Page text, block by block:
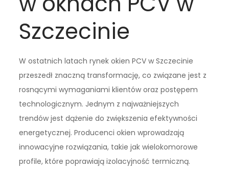
Szczecinie
W ostatnich latach rynek okien PCV w Szczecinie
przeszedł znaczną transformację, co związane jest z
rosnącymi wymaganiami klientów oraz postępem
technologicznym. Jednym z najważniejszych
trendów jest dążenie do zwiększenia efektywności
energetycznej. Producenci okien wprowadzają
innowacyjne rozwiązania, takie jak wielokomorowe
profile, które poprawiają izolacyjność termiczną.